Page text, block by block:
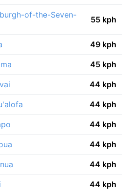
of-the-Seven-
55 kph
49 kph
45 kph
44 kph
44 kph
44 kph
44 kph
44 kph
44 kph